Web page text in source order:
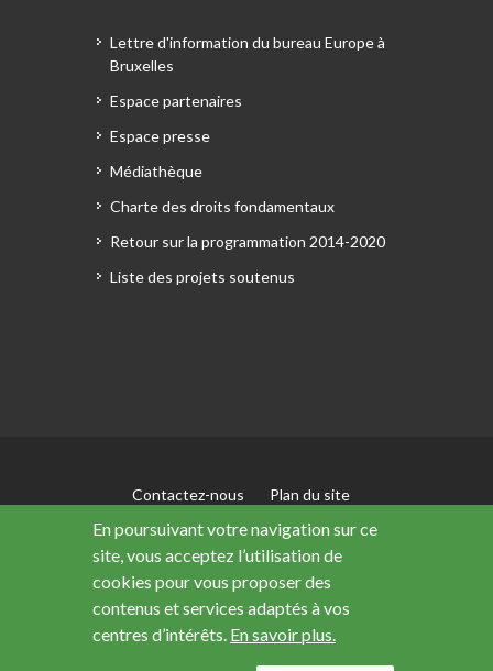
En poursuivant votre navigation sur ce
site, vous acceptez l’utilisation de
cookies pour vous proposer des
contenus et services adaptés à vos
centres d’intérêts. En savoir plus.
Lettre d'information du bureau Europe à
Bruxelles
Espace partenaires
Espace presse
Médiathèque
Charte des droits fondamentaux
Retour sur la programmation 2014-2020
Liste des projets soutenus
Contactez-nous
Plan du site
Mentions légales
Accessibilité : non conforme
Données personnelles
Ce site a été financé avec le soutien de l’Union